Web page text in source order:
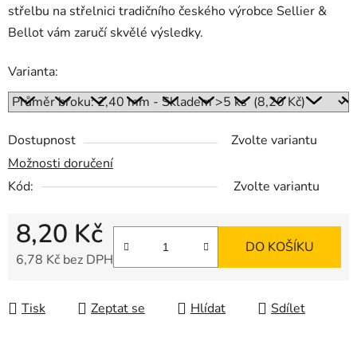
střelbu na střelnici tradičního českého výrobce Sellier &
Bellot vám zaručí skvělé výsledky.
Varianta:
Dostupnost
Zvolte variantu
Možnosti doručení
Kód:
Zvolte variantu
8,20 Kč
6,78 Kč bez DPH
DO KOŠÍKU
Tisk Zeptat se Hlídat Sdílet